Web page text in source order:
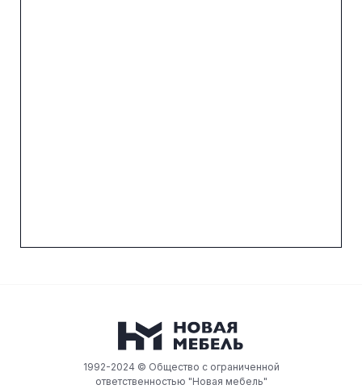
1992-2024 © Общество с ограниченной
ответственностью "Новая мебель"